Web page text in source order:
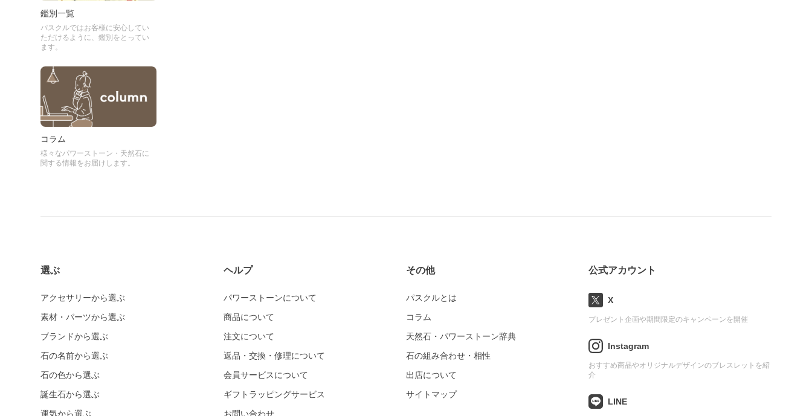
鑑別一覧
パスクルではお客様に安心してい
ただけるように、鑑別をとってい
ます。
コラム
様々なパワーストーン・天然石に
関する情報をお届けします。
選ぶ
アクセサリーから選ぶ
素材・パーツから選ぶ
ブランドから選ぶ
石の名前から選ぶ
石の色から選ぶ
誕生石から選ぶ
運気から選ぶ
ヘルプ
パワーストーンについて
商品について
注文について
返品・交換・修理について
会員サービスについて
ギフトラッピングサービス
お問い合わせ
その他
パスクルとは
コラム
天然石・パワーストーン辞典
石の組み合わせ・相性
出店について
サイトマップ
公式アカウント
X
プレゼント企画や期間限定のキャンペーンを開催
Instagram
おすすめ商品やオリジナルデザインのブレスレットを紹
介
LINE